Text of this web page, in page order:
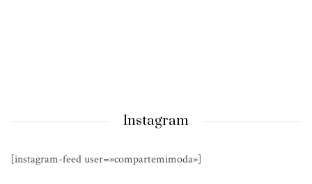
Instagram
[instagram-feed user=»compartemimoda»]